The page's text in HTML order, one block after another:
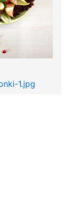
1.jpg